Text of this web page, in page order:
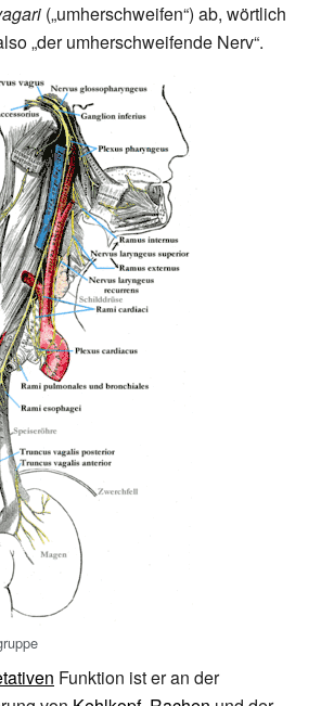
(„umherschweifen“) ab, wörtlich
„der umherschweifende Nerv“.
Funktion ist er an der